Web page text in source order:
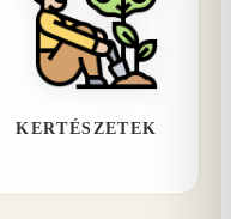
KERTÉSZETEK